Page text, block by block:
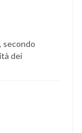
secondo
dei